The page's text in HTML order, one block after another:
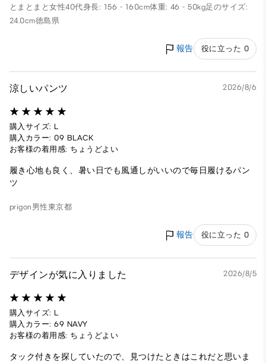
とまとまと女性40代身長: 156 - 160cm体重: 46 - 50kg足のサイズ:
24.0cm徳島県
報告 役に立った 0
涼しいパンツ 2026/8/6
購入サイズ: L
購入カラー: 09 BLACK
お客様の着用感: ちょうどよい
履き心地も良く、暑い日でも風通しがいいので毎日履けるパン
ツ
prigon 男性東京都
報告 役に立った 0
デザインが気に入りました 2026/8/5
購入サイズ: L
購入カラー: 69 NAVY
お客様の着用感: ちょうどよい
タック付きを探していたので、見つけたときはこれだと思いま